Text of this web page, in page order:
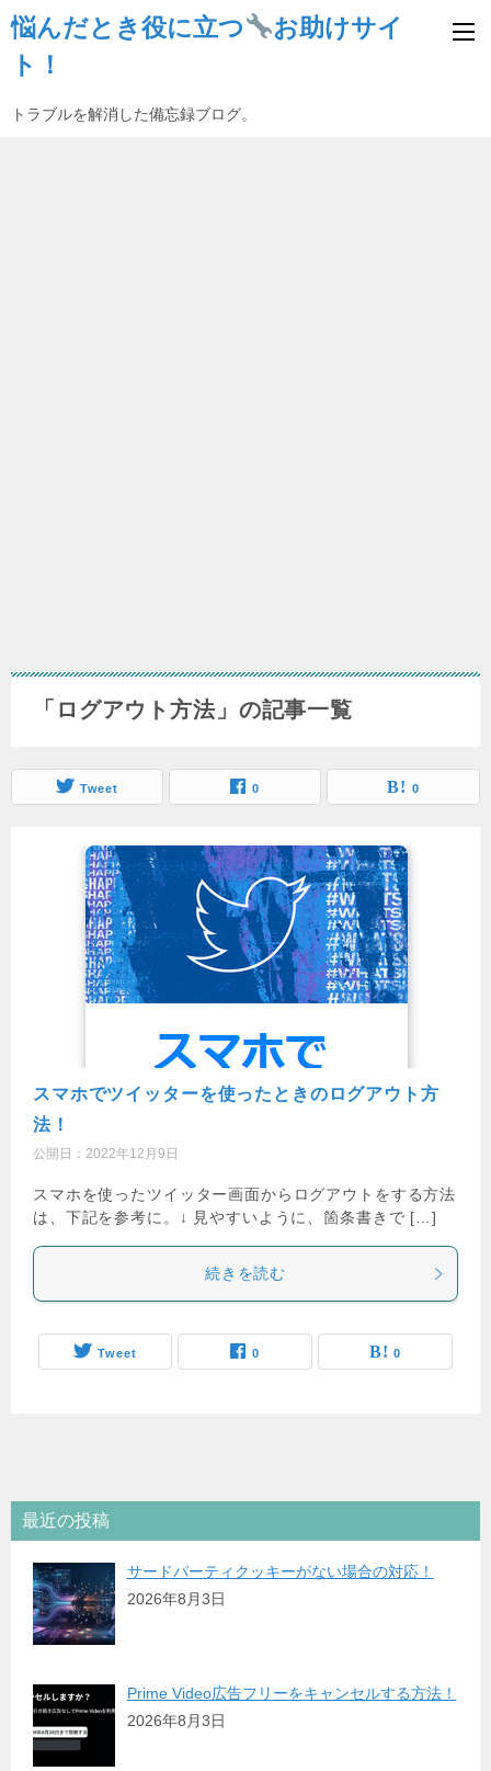
悩んだとき役に立つ
お助けサイ
ト！
トラブルを解消した備忘録ブログ。
「ログアウト方法」の記事一覧
Tweet 0 0
スマホでツイッターを使ったときのログアウト方
法！
公開日： 2022年12月9日
スマホを使ったツイッター画面からログアウトをする方法
は、下記を参考に。↓ 見やすいように、箇条書きで […]
続きを読む
Tweet 0 0
最近の投稿
サードパーティクッキーがない場合の対応！
2026年8月3日
Prime Video広告フリーをキャンセルする方法！
2026年8月3日